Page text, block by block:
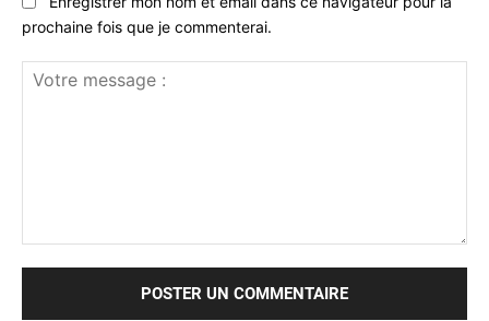
prochaine fois que je commenterai.